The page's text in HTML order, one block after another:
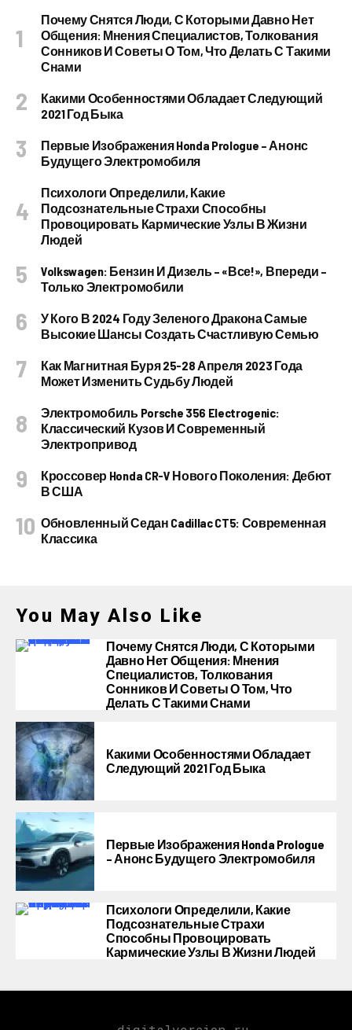
Почему Снятся Люди, С Которыми Давно Нет
Общения: Мнения Специалистов, Толкования
Сонников И Советы О Том, Что Делать С Такими
Снами
Какими Особенностями Обладает Следующий
2021 Год Быка
Первые Изображения Honda Prologue – Анонс
Будущего Электромобиля
Психологи Определили, Какие
Подсознательные Страхи Способны
Провоцировать Кармические Узлы В Жизни
Людей
Volkswagen: Бензин И Дизель – «все!», Впереди –
Только Электромобили
У Кого В 2024 Году Зеленого Дракона Самые
Высокие Шансы Создать Счастливую Семью
Как Магнитная Буря 25-28 Апреля 2023 Года
Может Изменить Судьбу Людей
Электромобиль Porsche 356 Electrogenic:
Классический Кузов И Современный
Электропривод
Кроссовер Honda CR-V Нового Поколения: Дебют
В США
Обновленный Седан Cadillac CT5: Современная
Классика
You May Also Like
Почему Снятся Люди, С Которыми
Давно Нет Общения: Мнения
Специалистов, Толкования
Сонников И Советы О Том, Что
Делать С Такими Снами
Какими Особенностями Обладает
Следующий 2021 Год Быка
Первые Изображения Honda Prologue
– Анонс Будущего Электромобиля
Психологи Определили, Какие
Подсознательные Страхи
Способны Провоцировать
Кармические Узлы В Жизни Людей